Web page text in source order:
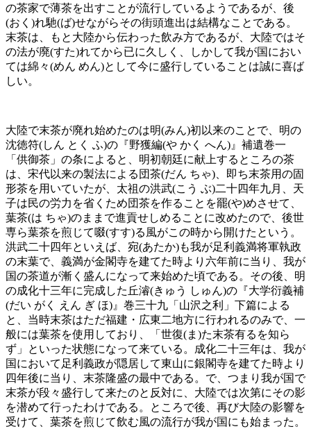
の茶家で薄茶を出すことが流行しているようであるが、後
(おく)れ馳(ば)せながらその街頭進出は結構なことである。
末茶は、もと大陸から伝わった飲み方であるが、大陸ではそ
の法が廃(すた)れてから已に久しく、しかして我が国におい
ては綿々(めん めん)として今に盛行していることは誠に喜ば
しい。
大陸で末茶が廃れ始めたのは明(みん)初以来のことで、明の
沈徳符(しん とく ふ)の『野獲編(や かく へん)』補遺巻一
「供御茶」の条によると、明初朝廷に献上するところの茶
は、宋代以来の製法による団茶(だん ちゃ)、即ち末茶用の固
形茶を用いていたが、太祖の洪武(こう ぶ)二十四年九月、天
子は民の労力を省くため団茶を作ることを罷(や)めさせて、
葉茶(は ちゃ)のままで進貢せしめることに改めたので、後世
専ら葉茶を煎じて啜(すす)る風がこの時から開けたという。
洪武二十四年といえば、宛(あたか)も我が足利義満将軍執政
の末葉で、義満が金閣寺を建てた時より六年前に当り、我が
国の茶道が漸く盛んになって来始めた頃である。その後、明
の成化十三年に完成した丘濬(きゅう しゅん)の『大学衍義補
(だい がく えん ぎ ほ)』巻三十九「山沢之利」下篇による
と、当時末茶はただ福建・広東二地方に行われるのみで、一
般には葉茶を使用しており、「世復(ま)た末茶有るを知ら
ず」といった状態になって来ている。成化二十三年は、我が
国において足利義政が隠居して東山に銀閣寺を建てた時より
四年後に当り、末茶隆盛の最中である。で、つまり我が国で
末茶が段々盛行して来たのと反対に、大陸では次第にその影
を潜めて行ったわけである。ところで後、再び大陸の影響を
受けて、葉茶を煎じて飲む風の流行が我が国にも始まった。